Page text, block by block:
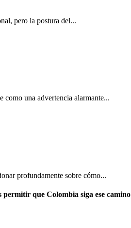
pero la postura del...
como una advertencia alarmante...
profundamente sobre cómo...
que Colombia siga ese camino